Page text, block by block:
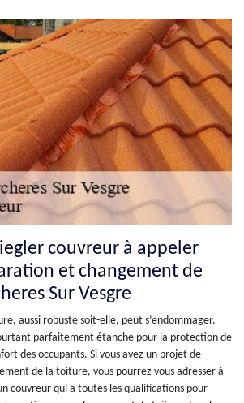
couvreur à appeler
et changement de
Sur Vesgre
aussi robuste soit-elle, peut s’endommager.
parfaitement étanche pour la protection de
des occupants. Si vous avez un projet de
de la toiture, vous pourrez vous adresser à
couvreur qui a toutes les qualifications pour